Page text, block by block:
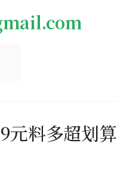
元料多超划算